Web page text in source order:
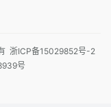
浙ICP备15029852号-2
号